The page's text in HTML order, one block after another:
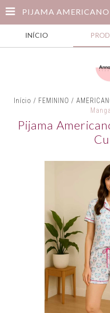
INÍCIO
Início / FEMININO /
Pijama